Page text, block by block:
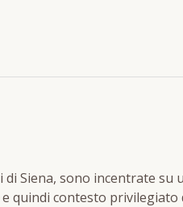
su uno dei contesti
quindi contesto privilegiato